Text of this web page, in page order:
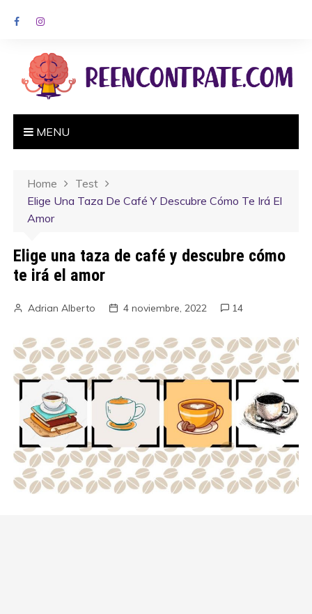
MENU
Home
Test
Elige Una Taza De Café Y Descubre Cómo Te Irá El
Amor
Elige una taza de café y descubre cómo
te irá el amor
Adrian Alberto 4 noviembre, 2022 14